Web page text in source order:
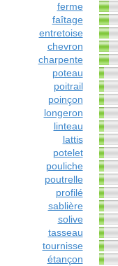
ferme
faîtage
entretoise
chevron
charpente
poteau
poitrail
poinçon
longeron
linteau
lattis
potelet
pouliche
poutrelle
profilé
sablière
solive
tasseau
tournisse
étançon